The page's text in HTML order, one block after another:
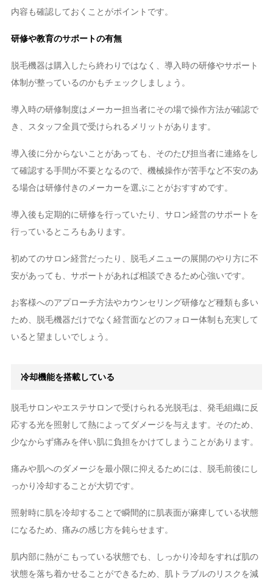
内容も確認しておくことがポイントです。
研修や教育のサポートの有無
脱毛機器は購入したら終わりではなく、導入時の研修やサポート
体制が整っているのかもチェックしましょう。
導入時の研修制度はメーカー担当者にその場で操作方法が確認で
き、スタッフ全員で受けられるメリットがあります。
導入後に分からないことがあっても、そのたび担当者に連絡をし
て確認する手間が不要となるので、機械操作が苦手など不安のあ
る場合は研修付きのメーカーを選ぶことがおすすめです。
導入後も定期的に研修を行っていたり、サロン経営のサポートを
行っているところもあります。
初めてのサロン経営だったり、脱毛メニューの展開のやり方に不
安があっても、サポートがあれば相談できるため心強いです。
お客様へのアプローチ方法やカウンセリング研修など種類も多い
ため、脱毛機器だけでなく経営面などのフォロー体制も充実して
いると望ましいでしょう。
冷却機能を搭載している
脱毛サロンやエステサロンで受けられる光脱毛は、発毛組織に反
応する光を照射して熱によってダメージを与えます。そのため、
少なからず痛みを伴い肌に負担をかけてしまうことがあります。
痛みや肌へのダメージを最小限に抑えるためには、脱毛前後にし
っかり冷却することが大切です。
照射時に肌を冷却することで瞬間的に肌表面が麻痺している状態
になるため、痛みの感じ方を鈍らせます。
肌内部に熱がこもっている状態でも、しっかり冷却をすれば肌の
状態を落ち着かせることができるため、肌トラブルのリスクを減